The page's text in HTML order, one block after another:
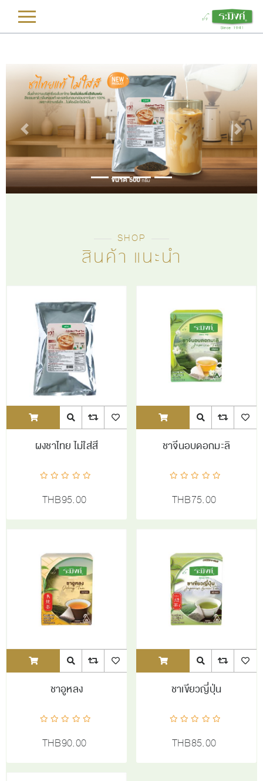
Previous Next
SHOP
สินค้า แนะนำ
ADDTOCART Quick ViewAddToCompareList
AddToWishlist
ผงชาไทย ไม่ใส่สี
THB95.00
ADDTOCART Quick View
ชาจีนอบดอกมะลิ
THB75.00
ADDTOCART Quick ViewAddToCompareList
AddToWishlist
ชาอูหลง
THB90.00
ADDTOCART Quick View
ชาเขียวญี่ปุ่น
THB85.00